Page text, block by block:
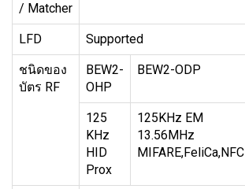
/ Matcher
LFD Supported
ชนิดของ
บัตร RF
BEW2-
OHP
BEW2-ODP
125
KHz
HID
Prox
125KHz EM
13.56MHz
MIFARE,FeliCa,NFC